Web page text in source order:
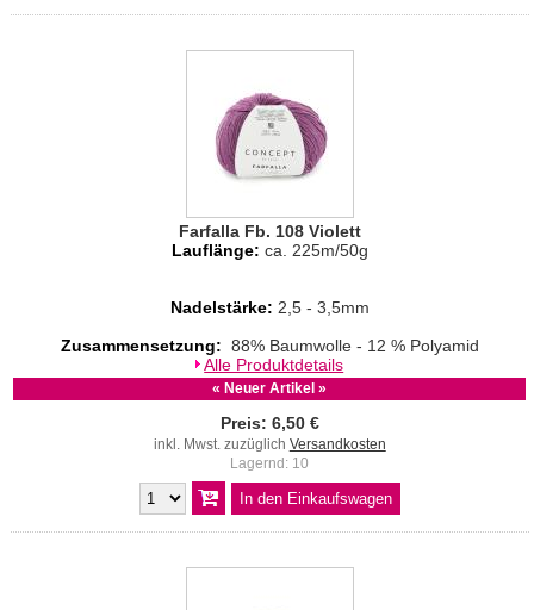
Farfalla Fb. 108 Violett
Lauflänge: ca. 225m/50g
Nadelstärke: 2,5 - 3,5mm
Zusammensetzung: 88% Baumwolle - 12 % Polyamid
Alle Produktdetails
« Neuer Artikel »
Preis: 6,50 €
inkl. Mwst. zuzüglich Versandkosten
Lagernd: 10